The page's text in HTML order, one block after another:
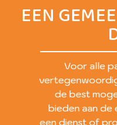
EEN
Voor alle
de best
bieden aan de
een dienst of